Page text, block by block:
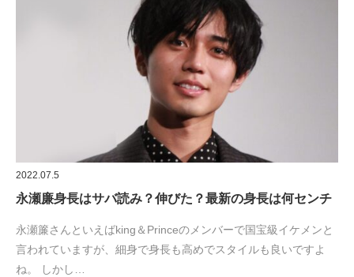
2022.07.5
永瀬廉身長はサバ読み？伸びた？最新の身長は何センチ
永瀬簾さんといえばking＆Princeのメンバーで国宝級イケメンと
言われていますが、細身で身長も高めでスタイルも良いですよ
ね。 しかし…